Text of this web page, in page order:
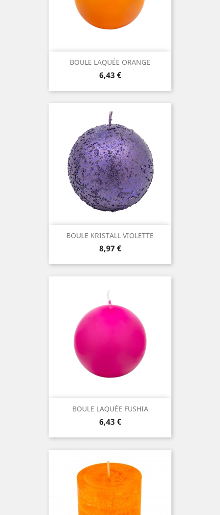
BOULE LAQUÉE ORANGE
Prix
6,43 €
BOULE KRISTALL VIOLETTE
Prix
8,97 €
BOULE LAQUÉE FUSHIA
Prix
6,43 €